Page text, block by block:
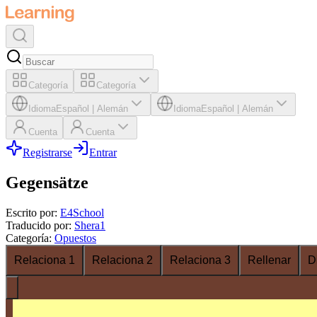
Categoría Categoría
IdiomaEspañol Alemán IdiomaEspañol Alemán
Cuenta Cuenta
Registrarse Entrar
Gegensätze
Escrito por: E4School
Traducido por: Shera1
Categoría: Opuestos
Relaciona 1
Relaciona 2 Relaciona 3 Rellenar